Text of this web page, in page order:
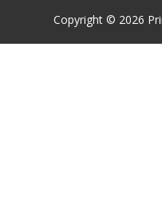
Copyright © 2026